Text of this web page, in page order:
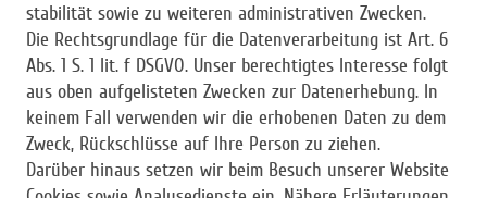
stabilität sowie zu weiteren administrativen Zwecken.
Die Rechtsgrundlage für die Datenverarbeitung ist Art. 6
Abs. 1 S. 1 lit. f DSGVO. Unser berechtigtes Interesse folgt
aus oben aufgelisteten Zwecken zur Datenerhebung. In
keinem Fall verwenden wir die erhobenen Daten zu dem
Zweck, Rückschlüsse auf Ihre Person zu ziehen.
Darüber hinaus setzen wir beim Besuch unserer Website